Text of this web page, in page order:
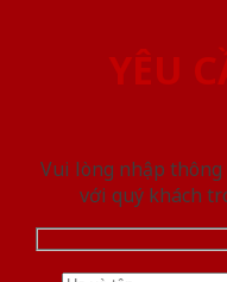
YÊU
Vui lòng nhập
với quý khách